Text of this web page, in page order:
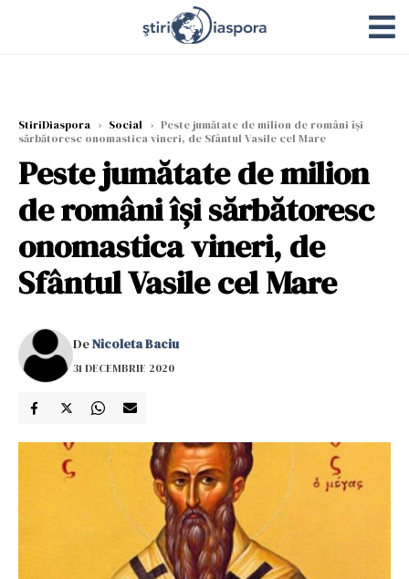
StiriDiaspora › Social › Peste jumătate de milion de români îşi
sărbătoresc onomastica vineri, de Sfântul Vasile cel Mare
Peste jumătate de milion
de români îşi sărbătoresc
onomastica vineri, de
Sfântul Vasile cel Mare
DeNicoleta Baciu
31 DECEMBRIE 2020